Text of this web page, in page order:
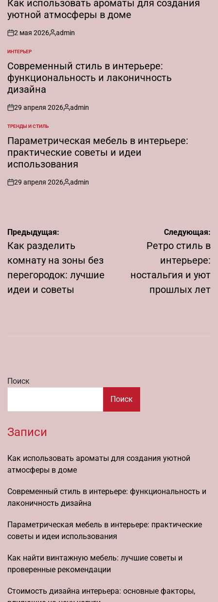
Как использовать ароматы для создания
уютной атмосферы в доме
on
2 мая 2026
Запись
admin
ОПУБЛИКОВАНО
В
ИНТЕРЬЕР
Современный стиль в интерьере:
функциональность и лаконичность
дизайна
on
29 апреля 2026
Запись
admin
ОПУБЛИКОВАНО
В
ТРЕНДЫ И СТИЛЬ
Параметрическая мебель в интерьере:
практические советы и идеи
использования
on
29 апреля 2026
Запись
admin
Навигация
по
записям
Предыдущая:
Как разделить
комнату на зоны без
перегородок: лучшие
идеи и советы
Следующая:
Ретро стиль в
интерьере:
ностальгия и уют
прошлых лет
Поиск
Поиск
Записи
Как использовать ароматы для создания уютной
атмосферы в доме
Современный стиль в интерьере: функциональность и
лаконичность дизайна
Параметрическая мебель в интерьере: практические
советы и идеи использования
Как найти винтажную мебель: лучшие советы и
проверенные рекомендации
Стоимость дизайна интерьера: основные факторы,